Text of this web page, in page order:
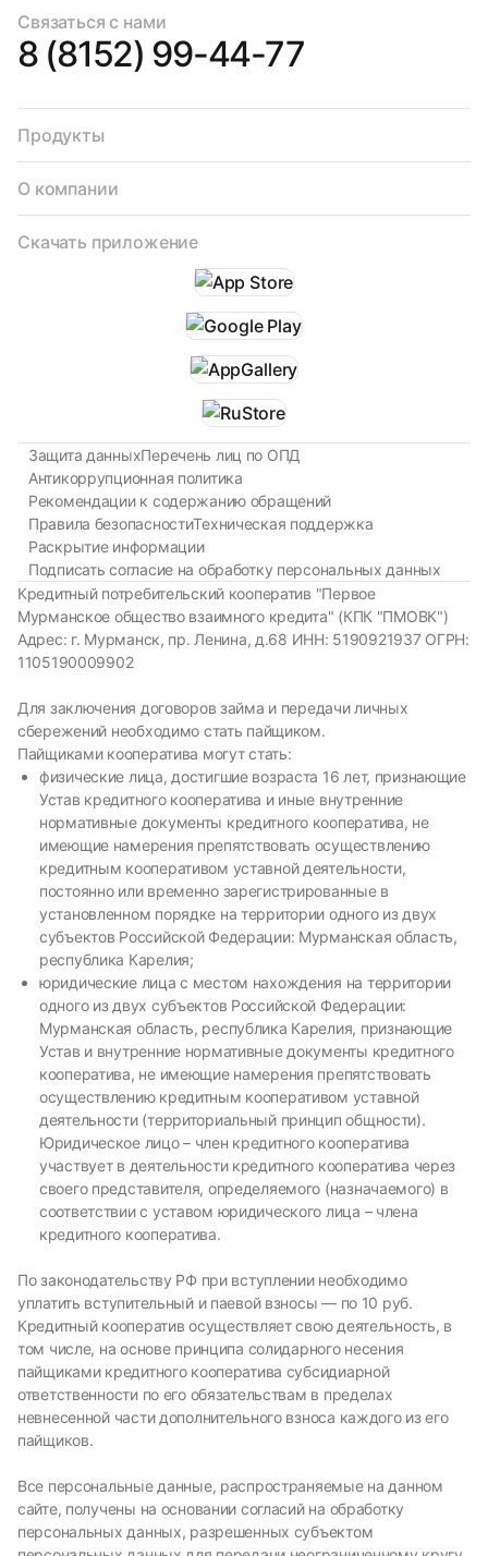
Связаться с нами
8 (8152) 99-44-77
Продукты
О компании
Скачать приложение
Защита данныхПеречень лиц по ОПД
Антикоррупционная политика
Рекомендации к содержанию обращений
Правила безопасностиТехническая поддержка
Раскрытие информации
Подписать согласие на обработку персональных данных
Кредитный потребительский кооператив "Первое
Мурманское общество взаимного кредита" (КПК "ПМОВК")
Адрес: г. Мурманск, пр. Ленина, д.68 ИНН: 5190921937 ОГРН:
1105190009902
Для заключения договоров займа и передачи личных
сбережений необходимо стать пайщиком.
Пайщиками кооператива могут стать:
физические лица, достигшие возраста 16 лет, признающие
Устав кредитного кооператива и иные внутренние
нормативные документы кредитного кооператива, не
имеющие намерения препятствовать осуществлению
кредитным кооперативом уставной деятельности,
постоянно или временно зарегистрированные в
установленном порядке на территории одного из двух
субъектов Российской Федерации: Мурманская область,
республика Карелия;
юридические лица с местом нахождения на территории
одного из двух субъектов Российской Федерации:
Мурманская область, республика Карелия, признающие
Устав и внутренние нормативные документы кредитного
кооператива, не имеющие намерения препятствовать
осуществлению кредитным кооперативом уставной
деятельности (территориальный принцип общности).
Юридическое лицо – член кредитного кооператива
участвует в деятельности кредитного кооператива через
своего представителя, определяемого (назначаемого) в
соответствии с уставом юридического лица – члена
кредитного кооператива.
По законодательству РФ при вступлении необходимо
уплатить вступительный и паевой взносы — по 10 руб.
Кредитный кооператив осуществляет свою деятельность, в
том числе, на основе принципа солидарного несения
пайщиками кредитного кооператива субсидиарной
ответственности по его обязательствам в пределах
невнесенной части дополнительного взноса каждого из его
пайщиков.
Все персональные данные, распространяемые на данном
сайте, получены на основании согласий на обработку
персональных данных, разрешенных субъектом